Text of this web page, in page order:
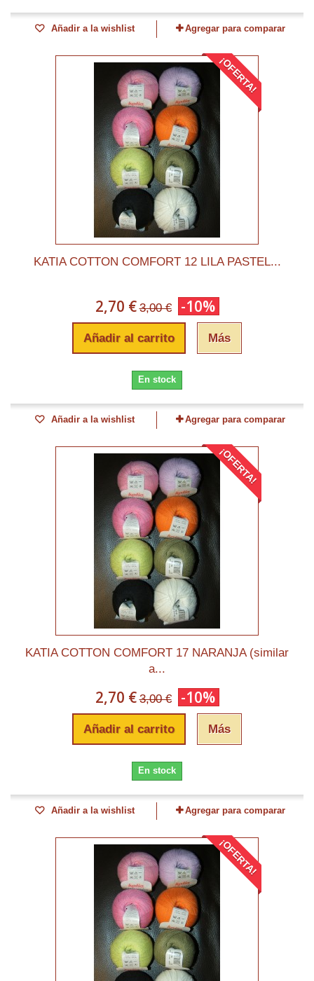
Añadir a la wishlist Agregar para comparar
¡OFERTA!
KATIA COTTON COMFORT 12 LILA PASTEL...
2,70 € 3,00 € -10%
Añadir al carrito Más
En stock
Añadir a la wishlist Agregar para comparar
¡OFERTA!
KATIA COTTON COMFORT 17 NARANJA (similar
a...
2,70 € 3,00 € -10%
Añadir al carrito Más
En stock
Añadir a la wishlist Agregar para comparar
¡OFERTA!